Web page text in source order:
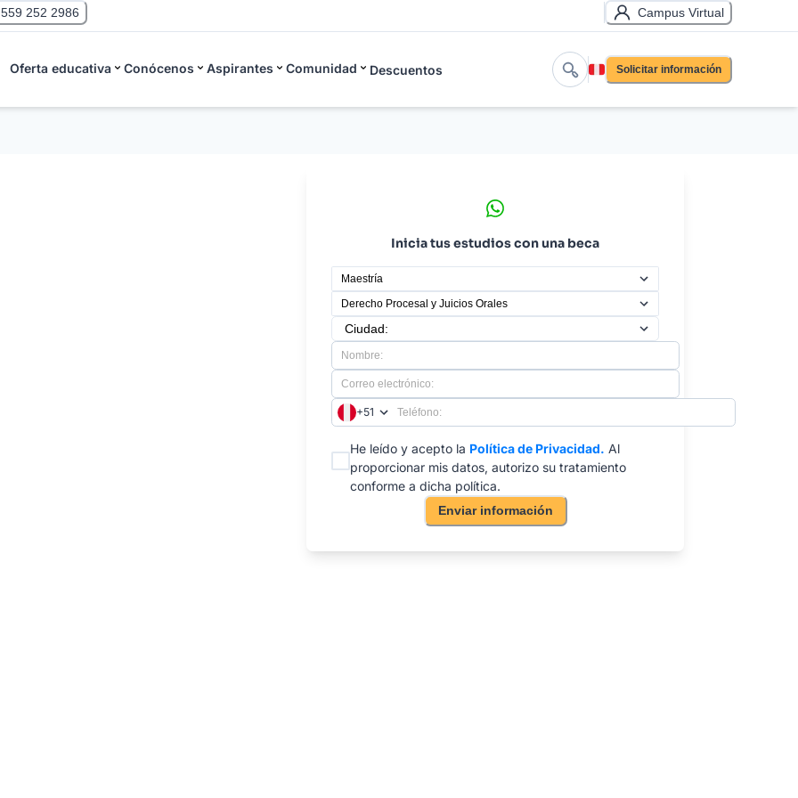
252 2986 Campus Virtual
Oferta educativa Conócenos Aspirantes Comunidad Descuentos Solicitar información
Inicia tus estudios con una beca
+51
He leído y acepto la Política de Privacidad. Al
proporcionar mis datos, autorizo su tratamiento
conforme a dicha política.
Enviar información